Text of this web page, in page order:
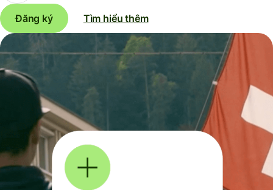
Đăng ký Tìm hiểu thêm